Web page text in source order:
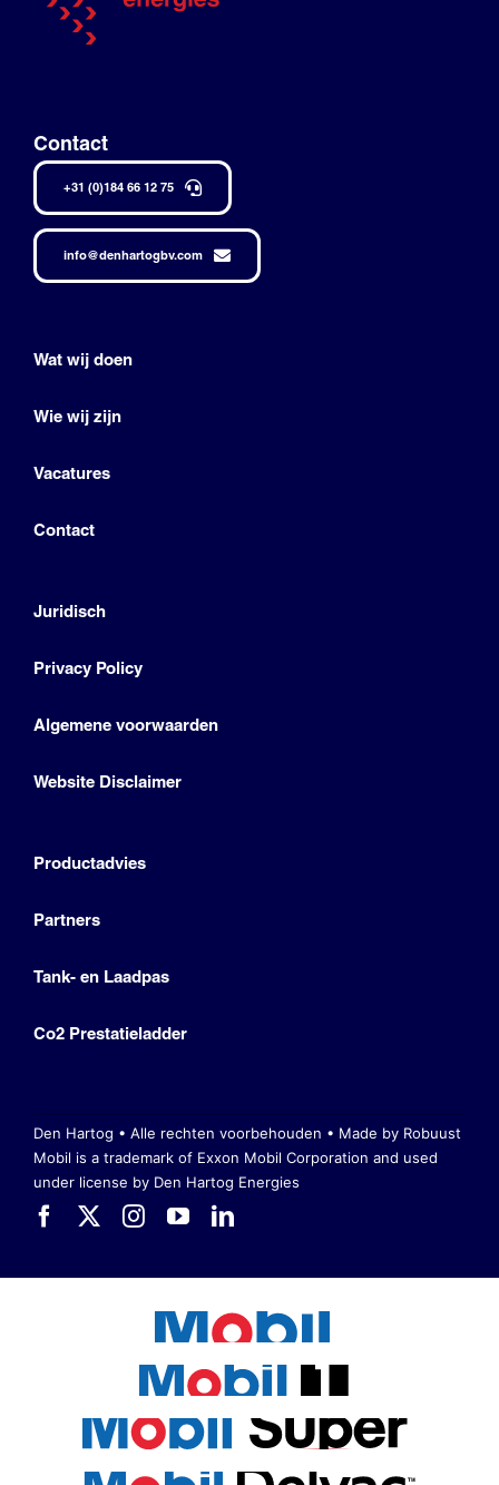
Contact
+31 (0)184 66 12 75
info@denhartogbv.com
Wat wij doen
Wie wij zijn
Vacatures
Contact
Juridisch
Privacy Policy
Algemene voorwaarden
Website Disclaimer
Productadvies
Partners
Tank- en Laadpas
Co2 Prestatieladder
Den Hartog • Alle rechten voorbehouden • Made by Robuust
Mobil is a trademark of Exxon Mobil Corporation and used
under license by Den Hartog Energies